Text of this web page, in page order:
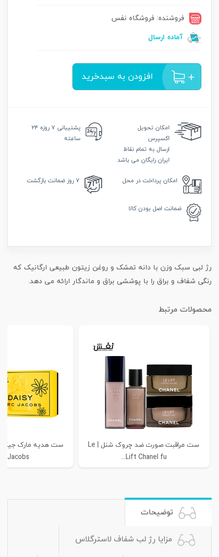
فروشنده: فروشگاه نفس
آماده ارسال
افزودن به سبدخرید
امکان تحویل
اکسپرس
ارسال به تمام نقاط
ایران رایگان می باشد
پشتیبانی
۷ روزه ۲۴
ساعته
امکان پرداخت در محل ۷ روز ضمانت بازگشت
ضمانت اصل بودن کالا
رژ لبی سبک وزن با دانه تمشک و روغن زیتون طبیعی ارگانیک که
رنگی شفاف و براق را با پوششی براق و ماندگار ارائه می دهد.
محصولات مرتبط
ست مراقبت صورت ضد چروک شنل | Le
Lift Chanel fu...
Jacobs...
توضیحات
مزایا رژ لب شفاف لاسترگلاس